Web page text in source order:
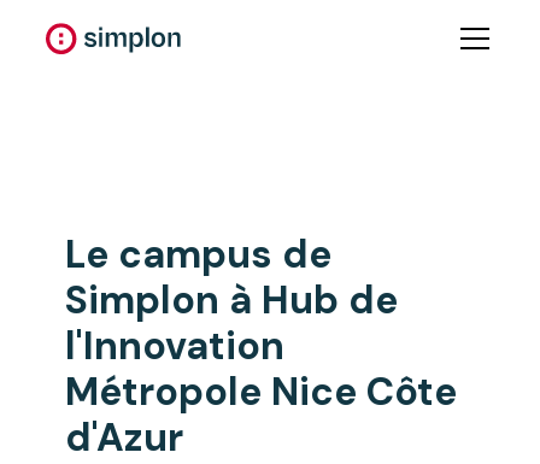
Le campus de
Simplon à Hub de
l'Innovation
Métropole Nice Côte
d'Azur